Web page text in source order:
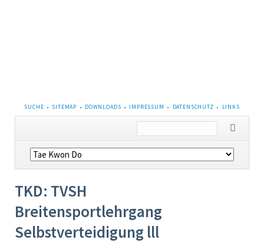
NAVIGATION
ÜBERSPRINGEN
SUCHE SITEMAP DOWNLOADS IMPRESSUM DATENSCHUTZ LINKS
Navigation
überspringen
TKD: TVSH
Breitensportlehrgang
Selbstverteidigung lll